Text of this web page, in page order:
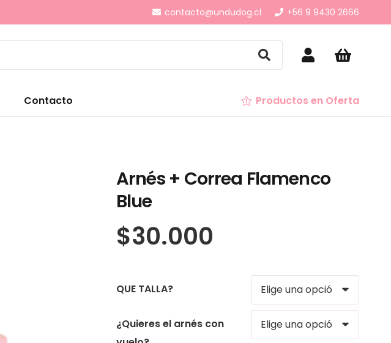
contacto@undudog.cl +56 9 9430 2666
Contacto Productos en Oferta
Arnés + Correa Flamenco
Blue
$30.000
QUE TALLA?
¿Quieres el arnés con